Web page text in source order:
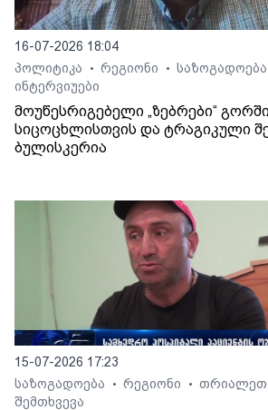
16-07-2026 18:04
პოლიტიკა
• რეგიონი • საზოგადოება
ინტერვიუები
მოუწესრიგებელი „ზებრები“
სიცოცხლისთვის და ტრაგიკული
ბულისკერია
15-07-2026 17:23
საზოგადოება
• რეგიონი •
შემთხვევა